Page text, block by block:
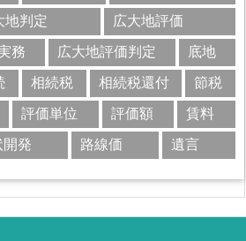
地判定 広大地評価
務 広大地評価判定 底地
相続税 相続税還付 節税
評価単位 評価額 賃料
開発 路線価 遺言